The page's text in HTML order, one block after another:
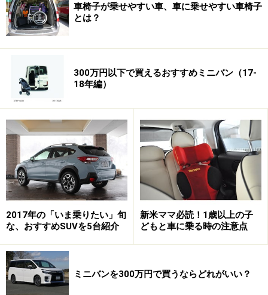
今どき、ほとんどのクルマに標準装備されている助手席エア
バッグですが、子どもにとっては安全装置になり得ないこと
が……。
やむを得ず子どもを助手席に乗せなければいけない理由
があるのなら、
せてください。それができないのなら、助手席にチャイ
車椅子が乗せやすい車、車に乗せやすい車椅子
とは？
300万円以下で買えるおすすめミニバン（17-
18年編）
2017年の「いま乗りたい」旬
な、おすすめSUVを5台紹介
新米ママ必読！1歳以上の子
どもと車に乗る時の注意点
ミニバンを300万円で買うならどれがいい？